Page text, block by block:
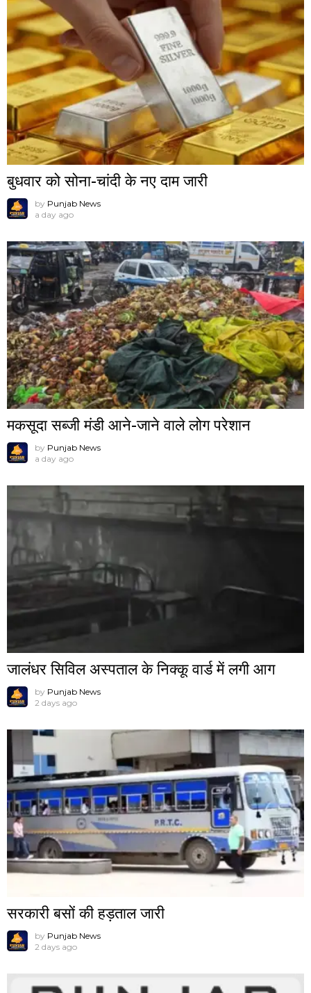
बुधवार को सोना-चांदी के नए दाम जारी
by Punjab News
a day ago
मकसूदा सब्जी मंडी आने-जाने वाले लोग परेशान
by Punjab News
a day ago
जालंधर सिविल अस्पताल के निक्कू वार्ड में लगी आग
by Punjab News
2 days ago
सरकारी बसों की हड़ताल जारी
by Punjab News
2 days ago